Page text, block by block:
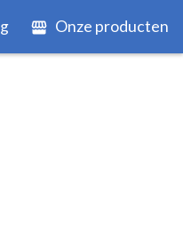
Onze producten